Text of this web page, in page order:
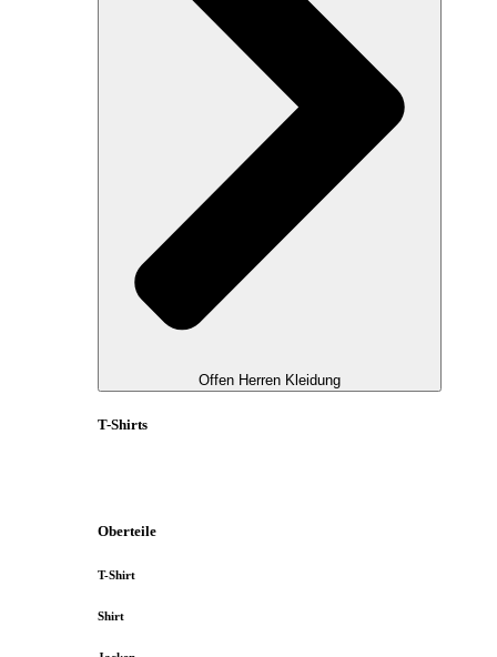
Offen Herren Kleidung
T-Shirts
Oberteile
T-Shirt
Shirt